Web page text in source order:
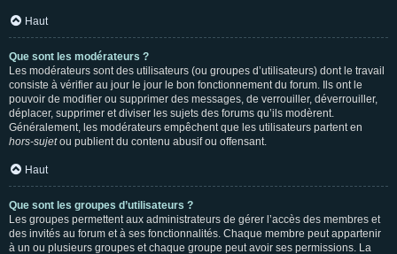
Haut
Que sont les modérateurs ?
Les modérateurs sont des utilisateurs (ou groupes d’utilisateurs) dont le travail
consiste à vérifier au jour le jour le bon fonctionnement du forum. Ils ont le
pouvoir de modifier ou supprimer des messages, de verrouiller, déverrouiller,
déplacer, supprimer et diviser les sujets des forums qu’ils modèrent.
Généralement, les modérateurs empêchent que les utilisateurs partent en
hors-sujetou publient du contenu abusif ou offensant.
Haut
Que sont les groupes d’utilisateurs ?
Les groupes permettent aux administrateurs de gérer l’accès des membres et
des invités au forum et à ses fonctionnalités. Chaque membre peut appartenir
à un ou plusieurs groupes et chaque groupe peut avoir ses permissions. La